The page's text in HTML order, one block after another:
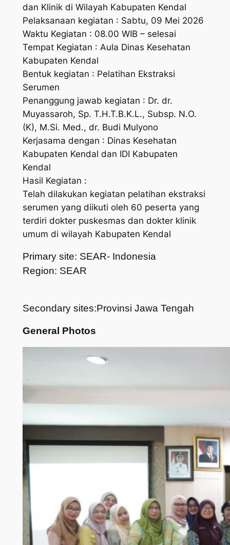
dan Klinik di Wilayah Kabupaten Kendal
Pelaksanaan kegiatan : Sabtu, 09 Mei 2026
Waktu Kegiatan : 08.00 WIB – selesai
Tempat Kegiatan : Aula Dinas Kesehatan
Kabupaten Kendal
Bentuk kegiatan : Pelatihan Ekstraksi
Serumen
Penanggung jawab kegiatan : Dr. dr.
Muyassaroh, Sp. T.H.T.B.K.L., Subsp. N.O.
(K), M.Si. Med., dr. Budi Mulyono
Kerjasama dengan : Dinas Kesehatan
Kabupaten Kendal dan IDI Kabupaten
Kendal
Hasil Kegiatan :
Telah dilakukan kegiatan pelatihan ekstraksi
serumen yang diikuti oleh 60 peserta yang
terdiri dokter puskesmas dan dokter klinik
umum di wilayah Kabupaten Kendal
Primary site: SEAR- Indonesia
Region: SEAR
Secondary sites:Provinsi Jawa Tengah
General Photos